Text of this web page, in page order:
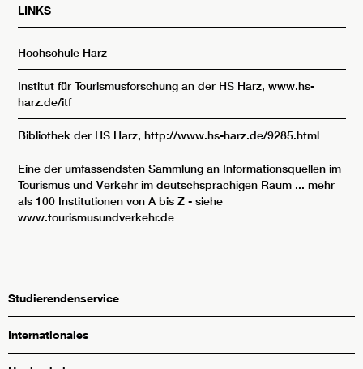
LINKS
Hochschule Harz
Institut für Tourismusforschung an der HS Harz, www.hs-
harz.de/itf
Bibliothek der HS Harz, http://www.hs-harz.de/9285.html
Eine der umfassendsten Sammlung an Informationsquellen im
Tourismus und Verkehr im deutschsprachigen Raum ... mehr
als 100 Institutionen von A bis Z - siehe
www.tourismusundverkehr.de
Studierendenservice
Internationales